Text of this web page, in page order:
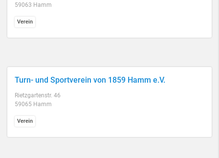
59063 Hamm
Verein
Turn- und Sportverein von 1859 Hamm e.V.
Rietzgartenstr. 46
59065 Hamm
Verein